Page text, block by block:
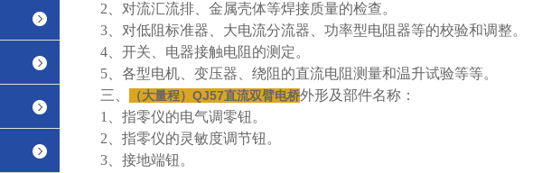
2、对流汇流排、金属壳体等焊接质量的检查。
3、对低阻标准器、大电流分流器、功率型电阻器等的校验和调整。
4、开关、电器接触电阻的测定。
5、各型电机、变压器、绕阻的直流电阻测量和温升试验等等。
三、
（大量程）QJ57直流双臂电桥外形及部件名称：
1、指零仪的电气调零钮。
2、指零仪的灵敏度调节钮。
3、接地端钮。